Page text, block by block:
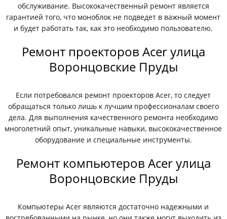
обслуживание. Высококачественный ремонт является
гарантией того, что моноблок не подведет в важный момент
и будет работать так, как это необходимо пользователю.
Ремонт проекторов Acer улица
Воронцовские Пруды
Если потребовался ремонт проекторов Acer, то следует
обращаться только лишь к лучшим профессионалам своего
дела. Для выполнения качественного ремонта необходимо
многолетний опыт, уникальные навыки, высококачественное
оборудование и специальные инструменты.
Ремонт компьютеров Acer улица
Воронцовские Пруды
Компьютеры Acer являются достаточно надежными и